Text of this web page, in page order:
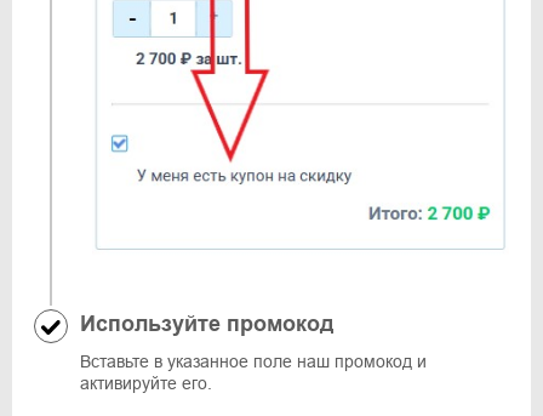
Используйте промокод
Вставьте в указанное поле наш промокод и
активируйте его.